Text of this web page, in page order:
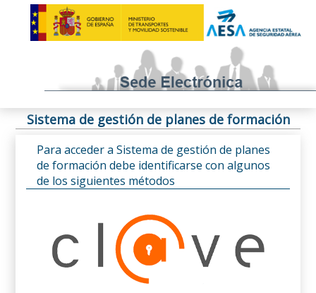
Sistema de gestión de planes de formación
Para acceder a Sistema de gestión de planes
de formación debe identificarse con algunos
de los siguientes métodos